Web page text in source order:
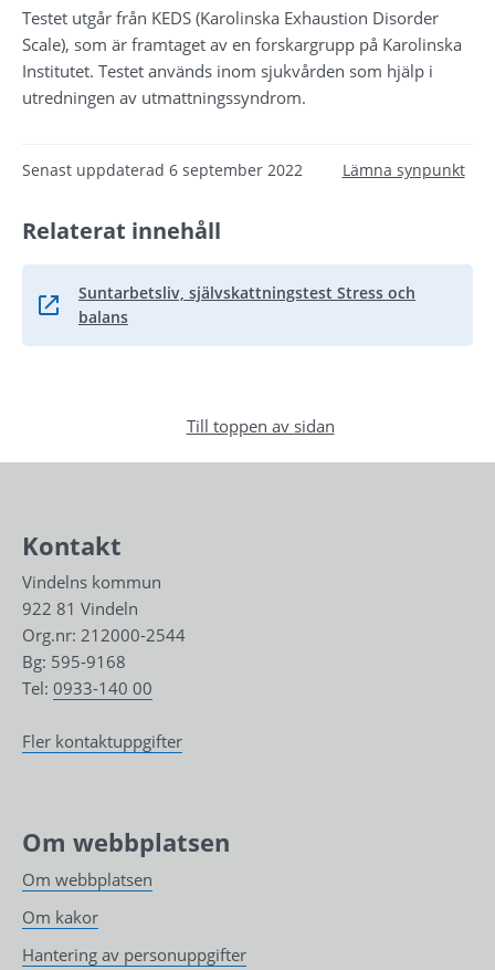
Testet utgår från KEDS (Karolinska Exhaustion Disorder
Scale), som är framtaget av en forskargrupp på Karolinska
Institutet. Testet används inom sjukvården som hjälp i
utredningen av utmattningssyndrom.
Senast uppdaterad 6 september 2022 Lämna synpunkt
Relaterat innehåll
Suntarbetsliv, självskattningstest Stress och
balans
Länk till annan webbplats.
Till toppen av sidan
Kontakt
Vindelns kommun
922 81 Vindeln
Org.nr: 212000-2544
Bg: 595-9168
Tel: 0933-140 00
Fler kontaktuppgifter
Om webbplatsen
Om webbplatsen
Om kakor
Hantering av personuppgifter